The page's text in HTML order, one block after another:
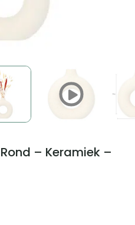
– Keramiek –